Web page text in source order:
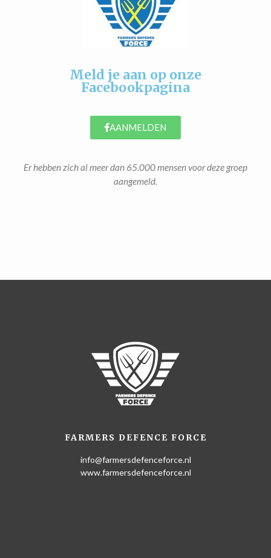
Meld je aan op onze
Facebookpagina
AANMELDEN
Er hebben zich al meer dan 65.000 mensen voor deze groep
aangemeld.
FARMERS DEFENCE FORCE
info@farmersdefenceforce.nl
www.farmersdefenceforce.nl